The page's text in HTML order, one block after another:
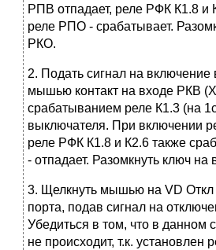
РПВ отпадает, реле РФК К1.8 и
реле РПО - срабатывает.
РКО.
2. Подать сигнал на включение
мышью контакт на входе РКВ
срабатыванием реле К1.3 (на
выключателя. При включении
реле РФК К1.8 и К2.6 также
- отпадает. Разомкнуть ключ на
3. Щелкнуть мышью на VD Откл
порта, подав сигнал на
Убедиться в том, что в данном
не происходит, т.к. установлен